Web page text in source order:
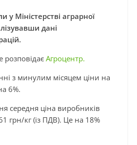
у Міністерстві аграрної
дані
розповідає Агроцентр.
з минулим місяцем ціни на
6%.
середня ціна виробників
грн/кг (із ПДВ). Це на 18%